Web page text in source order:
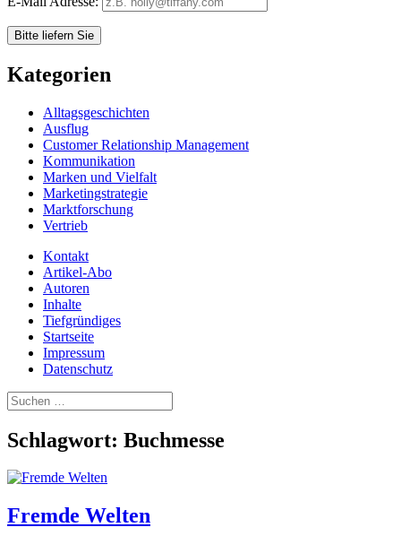
Kategorien
Alltagsgeschichten
Ausflug
Customer Relationship Management
Kommunikation
Marken und Vielfalt
Marketingstrategie
Marktforschung
Vertrieb
Kontakt
Artikel-Abo
Autoren
Inhalte
Tiefgründiges
Startseite
Impressum
Datenschutz
Suchen
nach:
Schlagwort: Buchmesse
Fremde Welten